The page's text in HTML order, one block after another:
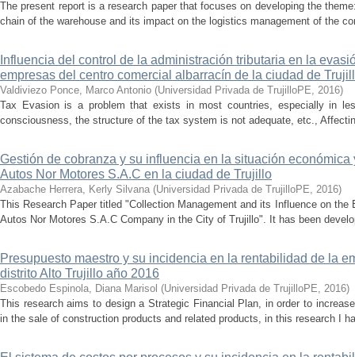
The present report is a research paper that focuses on developing the
chain of the warehouse and its impact on the logistics management of the
Influencia del control de la administración tributaria en la
empresas del centro comercial albarracín de la ciudad de
Valdiviezo Ponce, Marco Antonio (Universidad Privada de TrujilloPE, 2016)
Tax Evasion is a problem that exists in most countries, especially in
consciousness, the structure of the tax system is not adequate, etc.,
Gestión de cobranza y su influencia en la situación
Autos Nor Motores S.A.C en la ciudad de Trujillo
Azabache Herrera, Kerly Silvana (Universidad Privada de TrujilloPE, 2016)
This Research Paper titled "Collection Management and its Influence on
Autos Nor Motores S.A.C Company in the City of Trujillo". It has been
Presupuesto maestro y su incidencia en la rentabilidad de la
distrito Alto Trujillo año 2016
Escobedo Espinola, Diana Marisol (Universidad Privada de TrujilloPE, 2016)
This research aims to design a Strategic Financial Plan, in order to
in the sale of construction products and related products, in this research I